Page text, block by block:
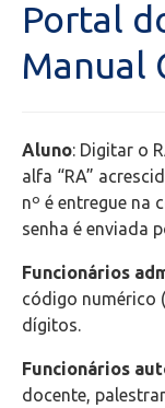
Portal do Aluno
Transporte
Bolsas de
Secretaria de
Financeiro
Portal
Manual
Aluno: Digitar o
alfa “RA”
nº é entregue na
senha é enviada
Funcionários
código numérico
dígitos.
Funcionários
docente,